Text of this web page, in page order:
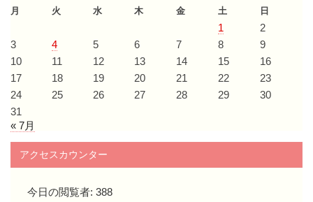
月 火 水 木 金 土 日
1
2
3
4 5 6 7 8
9
10
11 12 13 14 15
16
17
18 19 20 21 22
23
24
25 26 27 28 29
30
31
« 7月
アクセスカウンター
今日の閲覧者:388